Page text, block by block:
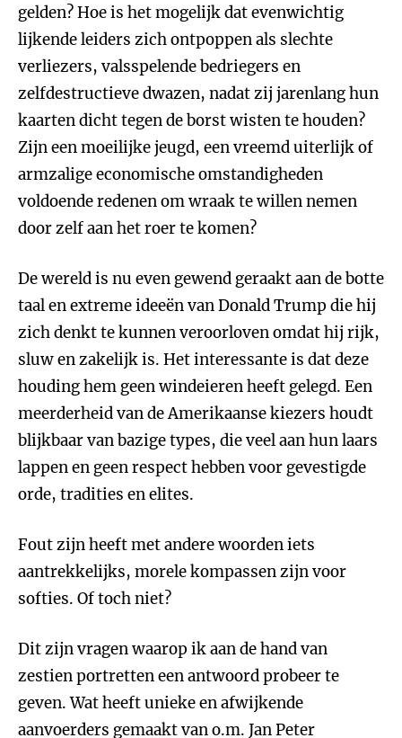
gelden? Hoe is het mogelijk dat evenwichtig
lijkende leiders zich ontpoppen als slechte
verliezers, valsspelende bedriegers en
zelfdestructieve dwazen, nadat zij jarenlang hun
kaarten dicht tegen de borst wisten te houden?
Zijn een moeilijke jeugd, een vreemd uiterlijk of
armzalige economische omstandigheden
voldoende redenen om wraak te willen nemen
door zelf aan het roer te komen?
De wereld is nu even gewend geraakt aan de botte
taal en extreme ideeën van Donald Trump die hij
zich denkt te kunnen veroorloven omdat hij rijk,
sluw en zakelijk is. Het interessante is dat deze
houding hem geen windeieren heeft gelegd. Een
meerderheid van de Amerikaanse kiezers houdt
blijkbaar van bazige types, die veel aan hun laars
lappen en geen respect hebben voor gevestigde
orde, tradities en elites.
Fout zijn heeft met andere woorden iets
aantrekkelijks, morele kompassen zijn voor
softies. Of toch niet?
Dit zijn vragen waarop ik aan de hand van
zestien portretten een antwoord probeer te
geven. Wat heeft unieke en afwijkende
aanvoerders gemaakt van o.m. Jan Peter